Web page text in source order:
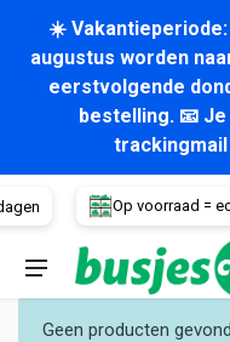
☀️
augustus worden
eerstvolgende
bestelling. 📧
Op voorraad =
Voertuig
Geen producten